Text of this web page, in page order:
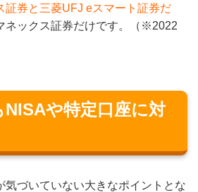
証券と三菱UFJ eスマート証券だ
ネックス証券だけです。（※2022
NISAや特定口座に対
気づいていない大きなポイントとな